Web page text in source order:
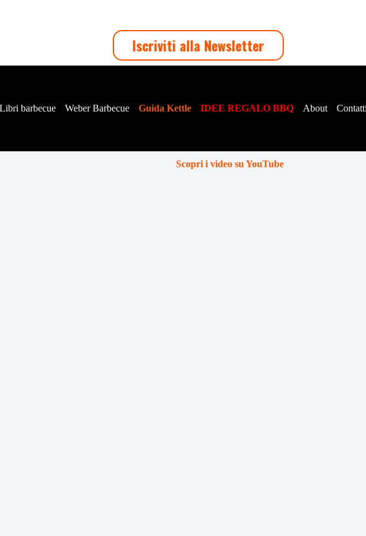
Iscriviti alla Newsletter
Libri barbecue Weber Barbecue Guida Kettle IDEE REGALO BBQ About
Scopri i video su YouTube